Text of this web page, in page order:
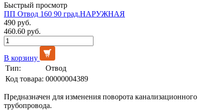
Быстрый просмотр
ПП Отвод 160 90 град.НАРУЖНАЯ
490 руб.
460.60 руб.
В корзину
Тип:
Отвод
Код товара: 00000004389
Предназначен для изменения поворота канализационного
трубопровода.